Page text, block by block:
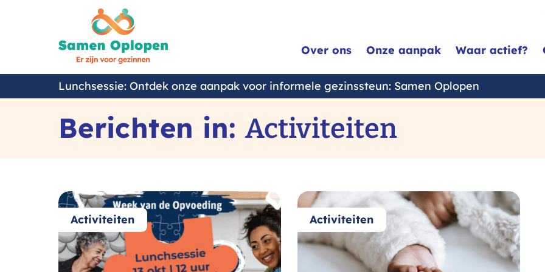
Samen
Oplopen
Over ons Onze aanpak Waar actief?
Lunchsessie: Ontdek onze aanpak voor informele gezinssteun: Samen Oplopen
Berichten in:Activiteiten
Activiteiten Activiteiten